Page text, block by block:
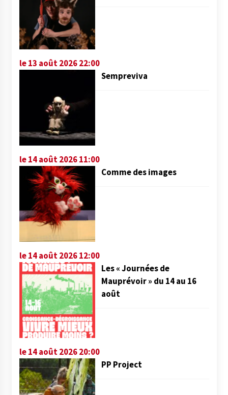
le 13 août 2026 22:00
Sempreviva
le 14 août 2026 11:00
Comme des images
le 14 août 2026 12:00
Les « Journées de
Mauprévoir » du 14 au 16
août
le 14 août 2026 20:00
PP Project